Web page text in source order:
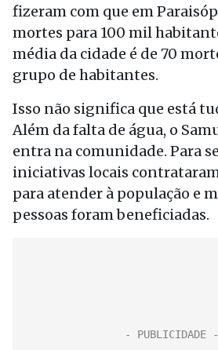
fizeram com que em
mortes para 100 mil
média da cidade é de 70
grupo de habitantes.
Isso não significa que está
Além da falta de água, o
entra na comunidade. Para
iniciativas locais
para atender à população e
pessoas foram beneficiadas.